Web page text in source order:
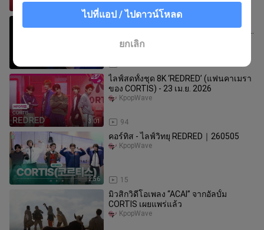
[4K] 260426 เรด เรด - CORTIS ยมซองฮ
ยอน/ซองฮยอน โฟกัสแคม งานฉลองคน
และเพลง @verse.
KpopWave
3:01
ไลฟ์สดทั้งชุด 8K ‘REDRED’ (แฟนคาเมรา
ของ CORTIS) - 23 เม.ย. 2026
94
KpopWave
2:56
คอร์ทิส - ไลฟ์วิทยุ REDRED｜260505
15
KpopWave
มิวสิกวิดีโอเพลง “ACAI” จากอัลบั้ม
CORTIS เผยแพร่แล้ว
KpopWave
ไปที่แอป / ไปดาวน์โหลด
ยกเลิก